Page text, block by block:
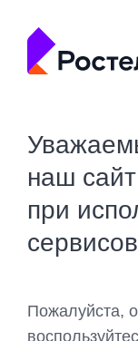
наш
при
сервисов
Пожалуйста,